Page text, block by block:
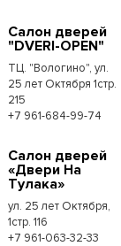
Салон дверей
"DVERI-OPEN"
ТЦ. "Вологино", ул.
25 лет Октября 1стр.
215
+7 961-684-99-74
Салон дверей
«Двери На
Тулака»
ул. 25 лет Октября,
1стр. 116
+7 961-063-32-33